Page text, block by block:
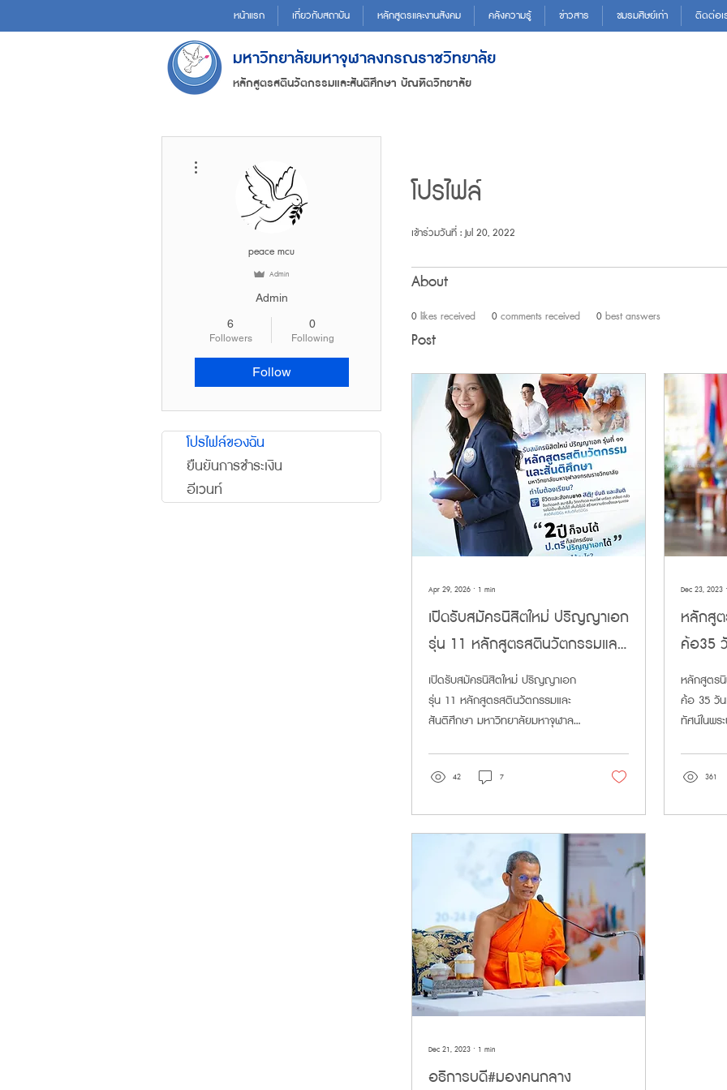
หน้าแรก เกี่ยวกับสถาบัน หลักสูตรและงานสังคม คลังความรู้ ข่าวสาร ชมรมศิษย์เก่า ติดต่อเ
มหาวิทยาลัยมหาจุฬาลงกรณราชวิทยาลัย
หลักสูตรสตินวัตกรรมและสันติศึกษา บัณฑิตวิทยาลัย
โปรไฟล์
เข้าร่วมวันที่ : Jul 20, 2022
About
0 likes received 0 comments received 0 best answers
Post
Apr 29, 2026 ∙ 1 min
เปิดรับสมัครนิสิตใหม่ ปริญญาเอก
รุ่น 11 หลักสูตรสตินวัตกรรมและ
สันติศึกษา มหาวิทยาลัยมหาจุฬา
ลงกรณราชวิทยาลัย (มจร) ปีการ
ศึกษา 2569
เปิดรับสมัครนิสิตใหม่ ปริญญาเอก
รุ่น 11 หลักสูตรสตินวัตกรรมและ
สันติศึกษา มหาวิทยาลัยมหาจุฬาลง
ลมหายใจภายใต้แนวคิด “สติเมื่อใด
https://forms.gle/m46yayyiUL8puucs9
ประกอบการสมัคร ปี 2569
https://drive.google.com/drive/folders/1Dr5CeMWd-
kPR4pauukUfuau-y5JTsqWo -
เว็บไซต์หลัก: Peace MCU -
Facebook: หลักสูตรสตินวัตกรรม
และสันติศึกษา 📝...
42 7
Dec 23, 2023 ∙
หลักสู
ค้อ35
ทัศน์ใ
หลักสูตร
ค้อ 35 วั
ทัศน์ในพร
361
Dec 21, 2023 ∙ 1 min
อธิการบดี#มองคนกลาง
peace mcu
Admin
Admin
6
Followers
0
Following
Follow
โปรไฟล์ของฉัน
ยืนยันการชำระเงิน
อีเวนท์